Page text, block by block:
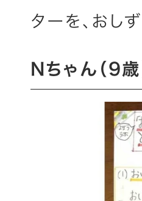
ターを、おし
Nちゃん（9